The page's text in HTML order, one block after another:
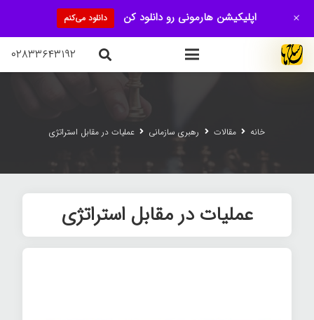
۰۲۸۳۳۶۴۳۱۹۲
خانه مقالات رهبری سازمانی عملیات در مقابل استراتژی
عملیات در مقابل استراتژی
اپلیکیشن هارمونی رو دانلود کن دانلود می‌کنم +